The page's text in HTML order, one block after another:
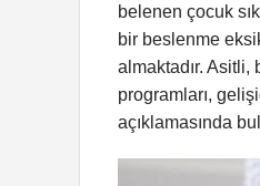
belenen çocuk
bir beslenme
almaktadır.
programları,
açıklamasında